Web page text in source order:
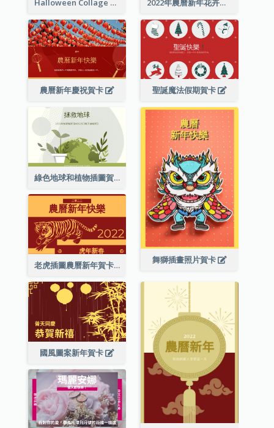
Halloween Collage Greeting Card 2022年農曆新年花卉照片賀卡
農曆新年慶祝賀卡 聖誕魔法假期賀卡
綠色地球和植物插圖賀卡
舞獅插畫照片賀卡
老虎插圖農曆新年賀卡
國風圖案新年賀卡